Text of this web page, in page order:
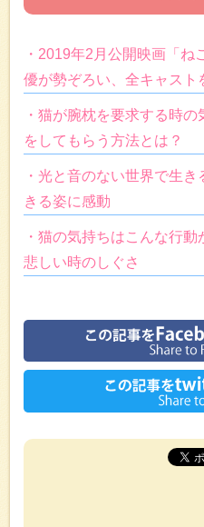
・2019年2月公開映画「
優が勢ぞろい、全キャスト
・猫が腕枕を要求する時
をしてもらう方法とは？
・光と音のない世界で生
きる姿に感動
・猫の気持ちはこんな行
悲しい時のしぐさ